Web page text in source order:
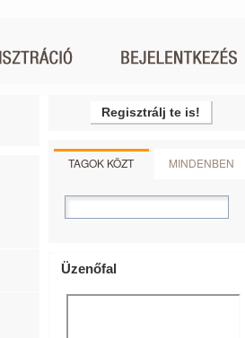
Regisztrálj te is!
TAGOK KÖZT MINDENBEN
Üzenőfal